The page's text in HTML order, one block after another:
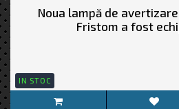
Noua lampă de avertizare
Fristom a fost
IN STOC